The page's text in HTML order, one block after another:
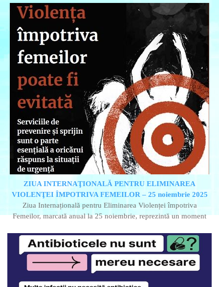
ZIUA INTERNAŢIONALĂ PENTRU ELIMINAREA
VIOLENŢEI ÎMPOTRIVA FEMEILOR – 25 noiembrie 2025
Ziua Internațională pentru Eliminarea Violenței împotriva
Femeilor, marcată anual la 25 noiembrie, reprezintă un moment